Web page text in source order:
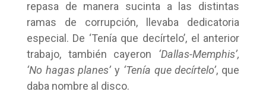
repasa de manera sucinta a las distintas
ramas de corrupción, llevaba dedicatoria
especial. De ‘Tenía que decírtelo’, el anterior
trabajo, también cayeron ‘Dallas-Memphis’,
‘No hagas planes’y ‘Tenía que decírtelo’, que
daba nombre al disco.